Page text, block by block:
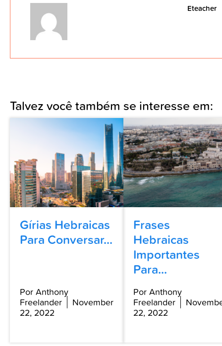
Eteacher
Talvez você também se interesse em:
Gírias Hebraicas
Para Conversar...
Por Anthony
Freelander
November
22, 2022
Frases
Hebraicas
Importantes
Para...
Por Anthony
Freelander
22, 2022